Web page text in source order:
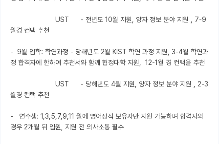
월경 컨택 추천
-  9월 입학: 학연과정 - 당해년도 2월 KIST 학연 과정 지원, 3-4월 학연과
정 합격자에 한하여 추천서와 함께 협정대학 지원,  12-1월 경 컨택을 추천
월경 컨택 추천
-   연수생: 1,3,5,7,9,11 월에 영어성적 보유자만 지원 가능하며 합격자의
경우 2개월 뒤 입원, 지원 전 의사소통 필수